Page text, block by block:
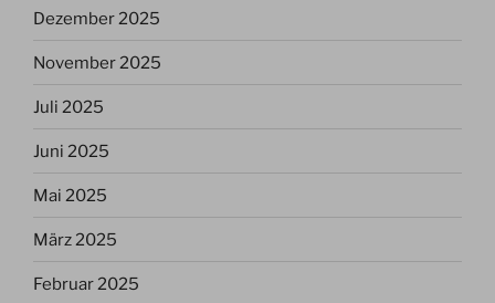
Dezember 2025
November 2025
Juli 2025
Juni 2025
Mai 2025
März 2025
Februar 2025